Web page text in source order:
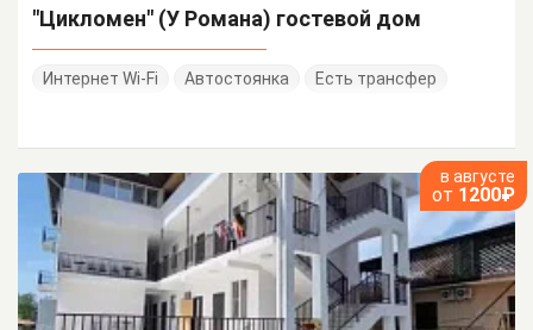
"Цикломен" (У Романа) гостевой дом
Интернет Wi-Fi Автостоянка Есть трансфер
в августе
от 1200₽